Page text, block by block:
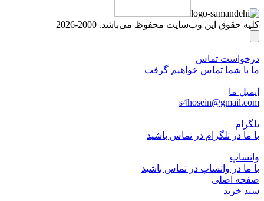
کلیه حقوق این وب‌سایت محفوظ می‌باشد. 2000-2026
درخواست تماس
ما با شما تماس خواهیم گرفت
ایمیل ما
s4hosein@gmail.com
تلگرام
با ما در تلگرام در تماس باشید
واتساپ
با ما در واتساپ در تماس باشید
صفحه اصلی
سبد خرید